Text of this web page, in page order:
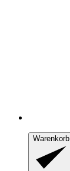
Warenkorb